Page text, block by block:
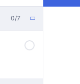
0/7